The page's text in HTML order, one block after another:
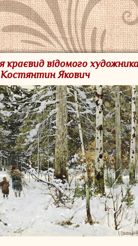
краєвид відомого
Якович